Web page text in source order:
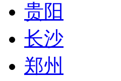
贵阳
长沙
郑州